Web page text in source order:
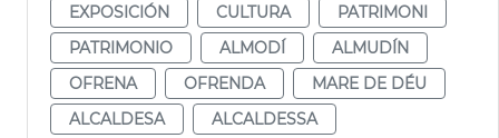
EXPOSICIÓN
CULTURA
PATRIMONI
PATRIMONIO
ALMODÍ
ALMUDÍN
OFRENA
OFRENDA
MARE DE DÉU
ALCALDESA
ALCALDESSA